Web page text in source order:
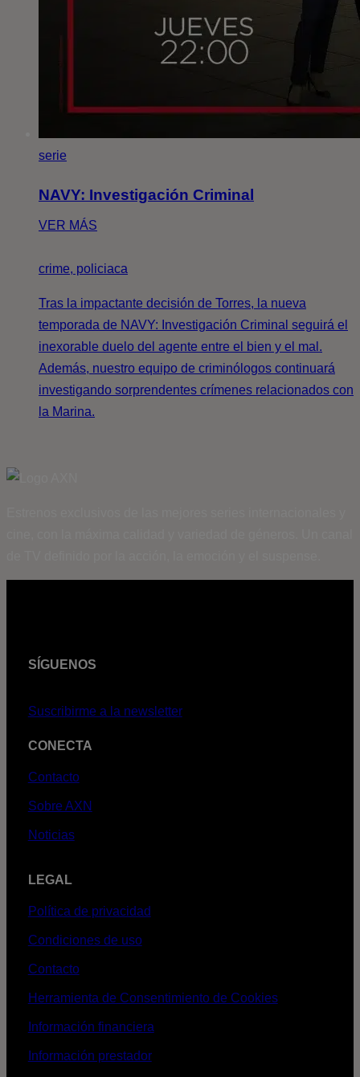
serie
NAVY: Investigación Criminal
VER MÁS
crime, policiaca
Tras la impactante decisión de Torres, la nueva
temporada de NAVY: Investigación Criminal seguirá el
inexorable duelo del agente entre el bien y el mal.
Además, nuestro equipo de criminólogos continuará
investigando sorprendentes crímenes relacionados con
la Marina.
SÍGUENOS
Suscribirme a la newsletter
CONECTA
Contacto
Sobre AXN
Noticias
LEGAL
Política de privacidad
Condiciones de uso
Contacto
Herramienta de Consentimiento de Cookies
Información financiera
Información prestador